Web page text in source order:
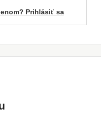
Prihlásiť sa